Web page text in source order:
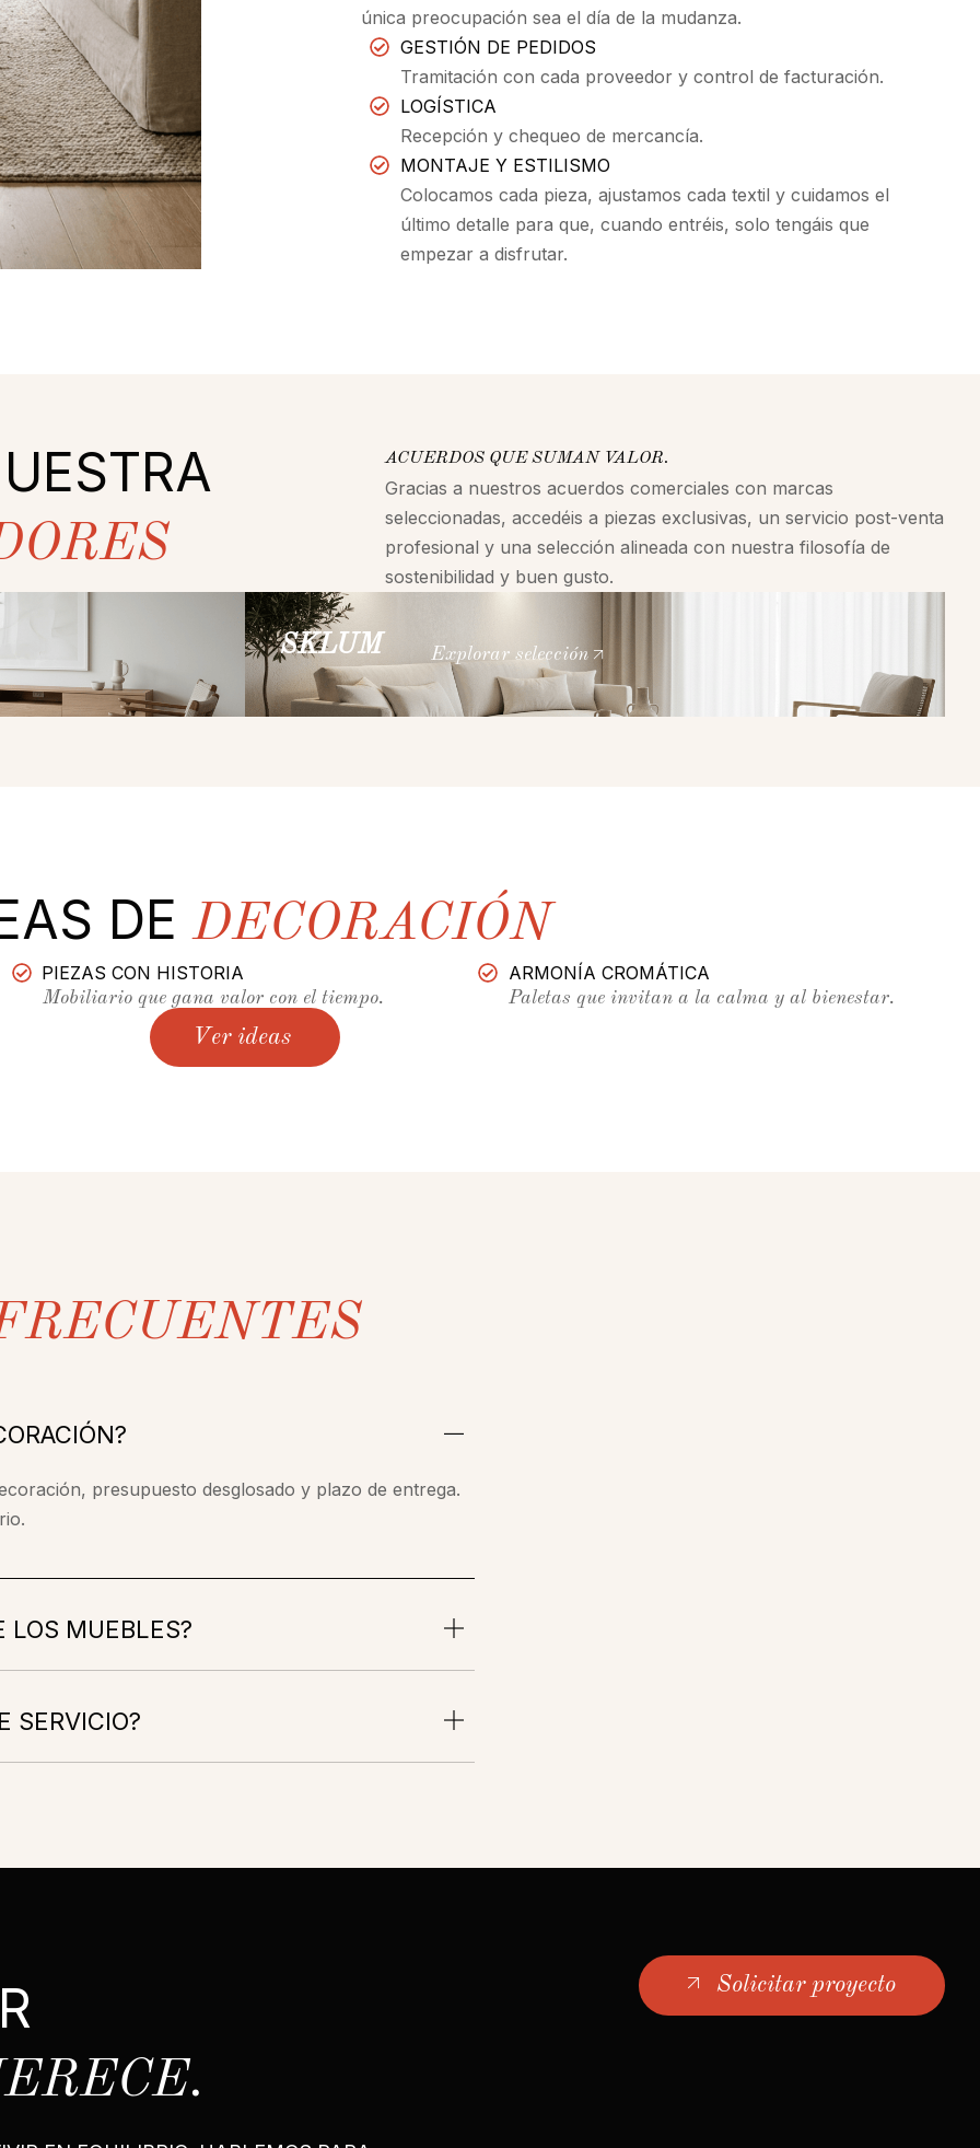
única preocupación sea el día de la mudanza.
GESTIÓN DE PEDIDOS
Tramitación con cada proveedor y control de facturación.
LOGÍSTICA
Recepción y chequeo de mercancía.
MONTAJE Y ESTILISMO
Colocamos cada pieza, ajustamos cada textil y cuidamos el
último detalle para que, cuando entréis, solo tengáis que
empezar a disfrutar.
ACUERDOS QUE SUMAN VALOR.
Gracias a nuestros acuerdos comerciales con marcas
seleccionadas, accedéis a piezas exclusivas, un servicio post-venta
profesional y una selección alineada con nuestra filosofía de
sostenibilidad y buen gusto.
SKLUM Explorar selección
DE DECORACIÓN
PIEZAS CON HISTORIA
Mobiliario que gana valor con el tiempo.
ARMONÍA CROMÁTICA
Paletas que invitan a la calma y al bienestar.
Ver ideas
presupuesto desglosado y plazo de entrega.
LOS MUEBLES?
SERVICIO?
Solicitar proyecto